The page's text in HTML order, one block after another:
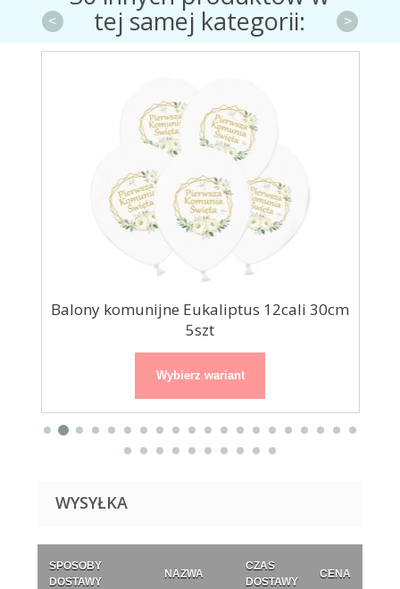
tej samej kategorii:
Balony komunijne Eukaliptus 12cali 30cm
5szt
Wybierz wariant
< >
WYSYŁKA
SPOSOBY
DOSTAWY
NAZWA
CZAS
DOSTAWY
CENA